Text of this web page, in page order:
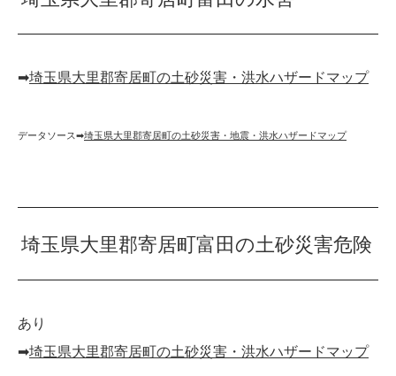
➡︎埼玉県大里郡寄居町の土砂災害・洪水ハザードマップ
データソース➡︎埼玉県大里郡寄居町の土砂災害・地震・洪水ハザードマップ
埼玉県大里郡寄居町富田の土砂災害危険
あり
➡︎埼玉県大里郡寄居町の土砂災害・洪水ハザードマップ